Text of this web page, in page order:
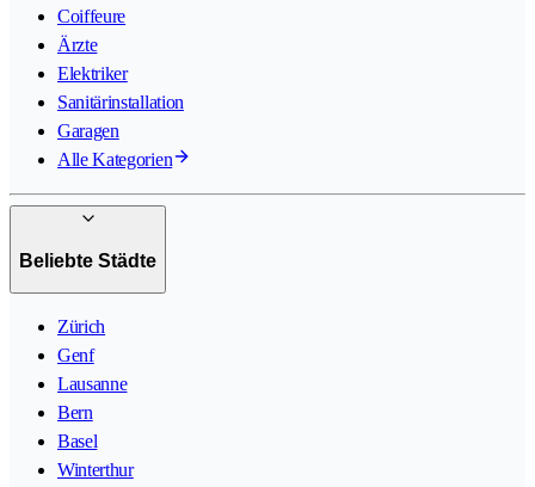
Coiffeure
Ärzte
Elektriker
Sanitärinstallation
Garagen
Alle Kategorien
Beliebte Städte
Zürich
Genf
Lausanne
Bern
Basel
Winterthur